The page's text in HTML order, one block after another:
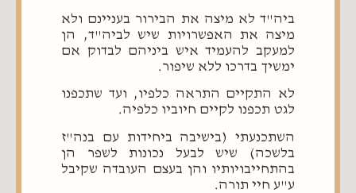
ביה"ד לא מיצה את הבירור בעניינם ולא
מיצה את האפשרויות שיש לביה"ד, הן
למעקב להעמיד איש ביניהם לבדוק אם
ימשיך בדרכו ללא שיפור.
לא התקיים התראה כלפיו, ועד שתכפנו
לגט תכפנו לקיים חיוביו כלפיה.
השתכנעתי (בישיבה ביחידות עם בנה"ז
בלשכה) שיש לבעל נכונות לשפר הן
בהתחייבויותיו והן בעצם העובדה שקיבל
ע"ע חיי תורה.